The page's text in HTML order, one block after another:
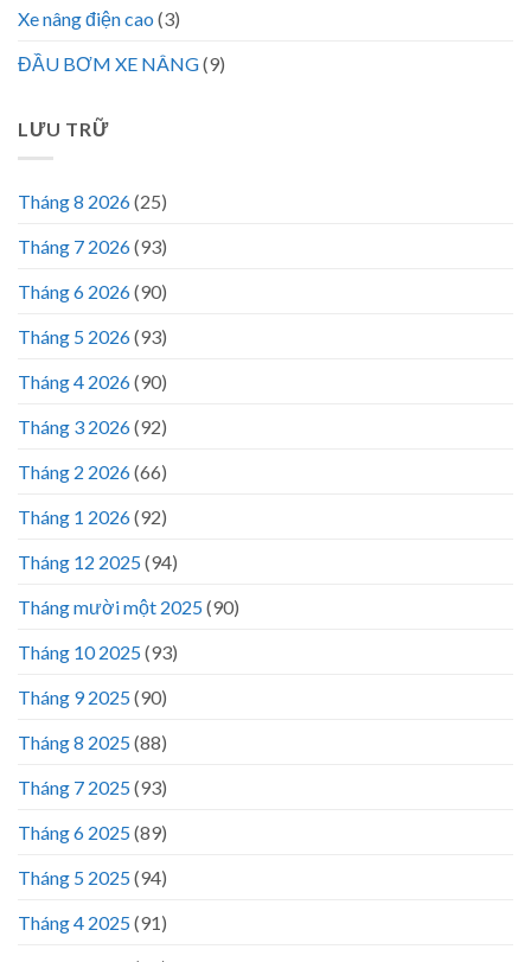
Xe nâng điện cao (3)
ĐẦU BƠM XE NÂNG(9)
LƯU TRỮ
Tháng 8 2026(25)
Tháng 7 2026(93)
Tháng 6 2026(90)
Tháng 5 2026(93)
Tháng 4 2026(90)
Tháng 3 2026(92)
Tháng 2 2026(66)
Tháng 1 2026(92)
Tháng 12 2025(94)
Tháng mười một 2025(90)
Tháng 10 2025(93)
Tháng 9 2025(90)
Tháng 8 2025(88)
Tháng 7 2025(93)
Tháng 6 2025(89)
Tháng 5 2025(94)
Tháng 4 2025(91)